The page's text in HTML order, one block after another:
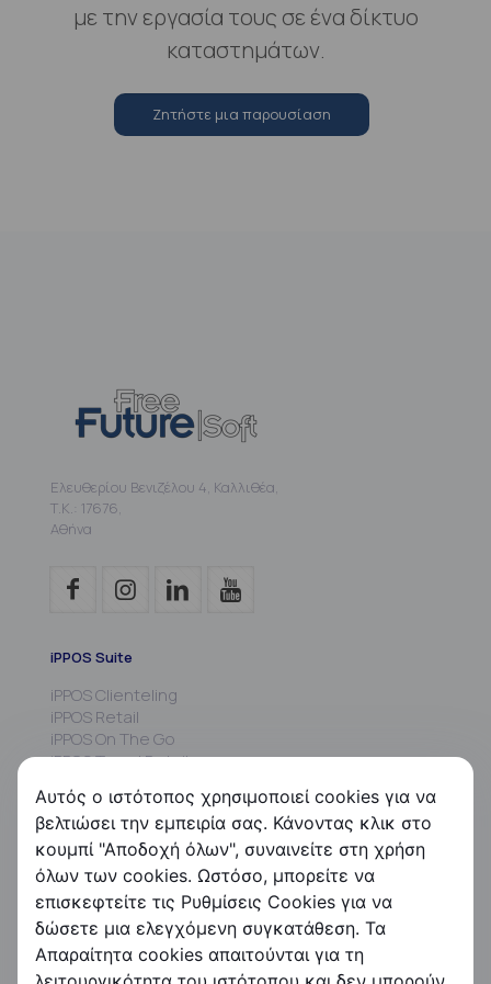
με την εργασία τους σε ένα δίκτυο
καταστημάτων.
Zητήστε μια παρουσίαση
Ελευθερίου Βενιζέλου 4, Καλλιθέα,
Τ.Κ.: 17676,
Αθήνα
iPPOS Suite
iPPOS Clienteling
iPPOS Retail
iPPOS On The Go
iPPOS Travel Retail
iPPOS Commissions
iPPOS Kiosk
FS HRMS
FS Payroll
FS Timer
FS Ergani
Αυτός ο ιστότοπος χρησιμοποιεί cookies για να
βελτιώσει την εμπειρία σας. Κάνοντας κλικ στο
κουμπί "Αποδοχή όλων", συναινείτε στη χρήση
όλων των cookies. Ωστόσο, μπορείτε να
επισκεφτείτε τις Ρυθμίσεις Cookies για να
δώσετε μια ελεγχόμενη συγκατάθεση. Τα
Απαραίτητα cookies απαιτούνται για τη